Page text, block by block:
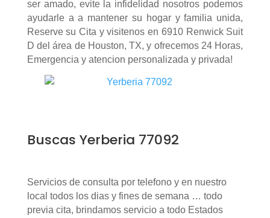
ser amado, evite la infidelidad nosotros podemos
ayudarle a a mantener su hogar y familia unida,
Reserve su Cita y visitenos en 6910 Renwick Suit
D del área de Houston, TX, y ofrecemos 24 Horas,
Emergencia y atencion personalizada y privada!
Buscas Yerberia 77092
Servicios de consulta por telefono y en nuestro
local todos los dias y fines de semana … todo
previa cita, brindamos servicio a todo Estados